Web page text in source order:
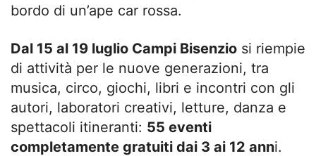
bordo di un’ape car rossa.
Dal 15 al 19 luglio Campi Bisenzio si riempie
di attività per le nuove generazioni, tra
musica, circo, giochi, libri e incontri con gli
autori, laboratori creativi, letture, danza e
spettacoli itineranti: 55 eventi
completamente gratuiti dai 3 ai 12 anni.